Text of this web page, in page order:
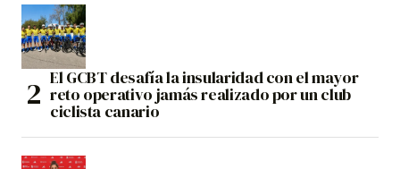
El GCBT desafía la insularidad con el mayor
reto operativo jamás realizado por un club
ciclista canario